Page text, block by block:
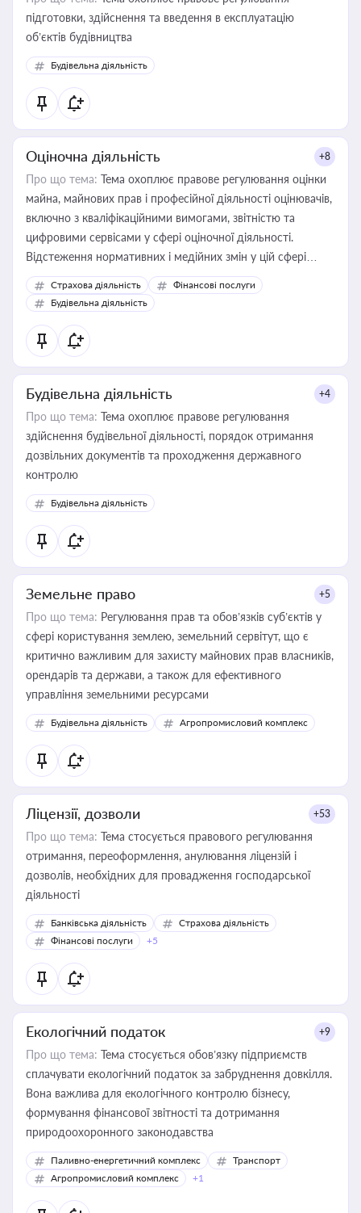
підготовки, здійснення та введення в експлуатацію
об’єктів будівництва
Будівельна діяльність
Оціночна діяльність +8
Про що тема: Тема охоплює правове регулювання оцінки
майна, майнових прав і професійної діяльності оцінювачів,
включно з кваліфікаційними вимогами, звітністю та
цифровими сервісами у сфері оціночної діяльності.
Відстеження нормативних і медійних змін у цій сфері
корисне для власника бізнесу, керівника, юриста або
бухгалтера під час оподаткування, приватизації, оренди
державного майна, корпоративних угод і перевірки
статусу суб'єктів оціночної діяльності
Страхова діяльність
Фінансові послуги
Будівельна діяльність
Будівельна діяльність +4
Про що тема: Тема охоплює правове регулювання
здійснення будівельної діяльності, порядок отримання
дозвільних документів та проходження державного
контролю
Будівельна діяльність
Земельне право +5
Про що тема: Регулювання прав та обов’язків суб’єктів у
сфері користування землею, земельний сервітут, що є
критично важливим для захисту майнових прав власників,
орендарів та держави, а також для ефективного
управління земельними ресурсами
Будівельна діяльність Агропромисловий комплекс
Ліцензії, дозволи +53
Про що тема: Тема стосується правового регулювання
отримання, переоформлення, анулювання ліцензій і
дозволів, необхідних для провадження господарської
діяльності
Банківська діяльність
Страхова діяльність
Фінансові послуги
+5
Екологічний податок +9
Про що тема: Тема стосується обов’язку підприємств
сплачувати екологічний податок за забруднення довкілля.
Вона важлива для екологічного контролю бізнесу,
формування фінансової звітності та дотримання
природоохоронного законодавства
Паливно-енергетичний комплекс
Транспорт
Агропромисловий комплекс
+1